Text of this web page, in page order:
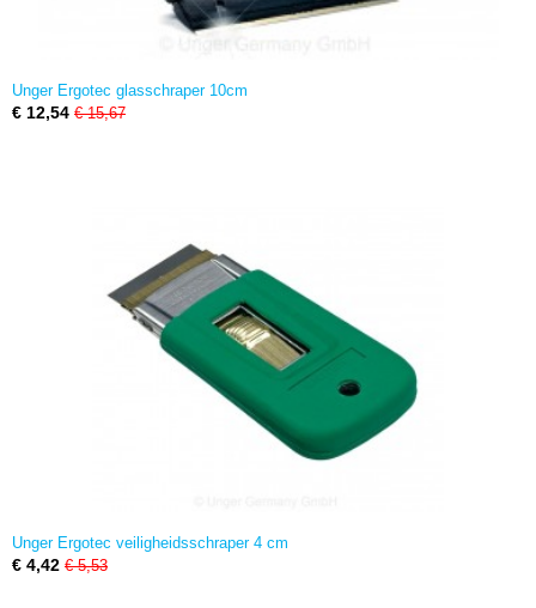
Unger Ergotec glasschraper 10cm
€ 12,54 € 15,67
Unger Ergotec veiligheidsschraper 4 cm
€ 4,42 € 5,53